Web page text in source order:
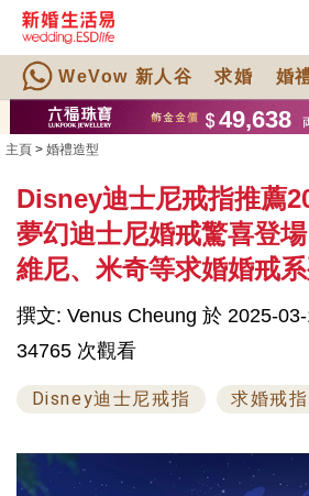
WeVow 新人谷 求婚 婚
主頁 > 婚禮造型
Disney迪士尼戒指推薦
夢幻迪士尼婚戒驚喜登場
維尼、米奇等求婚婚戒系
撰文: Venus Cheung 於 2025-
34765 次觀看
Disney迪士尼戒指 求婚戒指